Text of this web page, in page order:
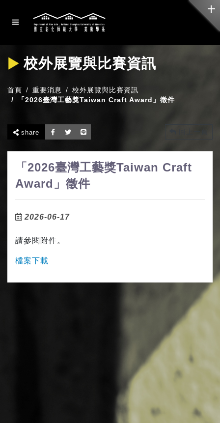
校外展覽與比賽資訊
首頁 重要消息
校外展覽與比賽資訊
「2026臺灣工藝獎Taiwan Craft Award」徵件
share
「2026臺灣工藝獎Taiwan Craft
Award」徵件
2026-06-17
請參閱附件。
檔案下載